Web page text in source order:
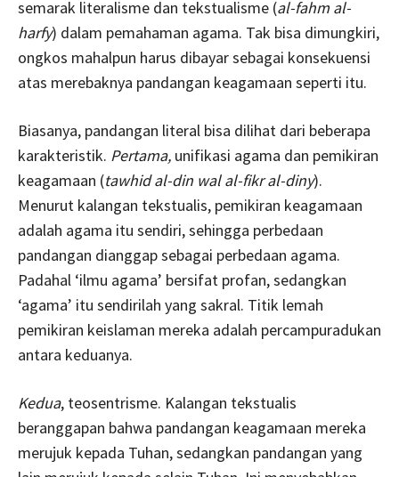
semarak literalisme dan tekstualisme (al-fahm al-
harfy) dalam pemahaman agama. Tak bisa dimungkiri,
ongkos mahalpun harus dibayar sebagai konsekuensi
atas merebaknya pandangan keagamaan seperti itu.
Biasanya, pandangan literal bisa dilihat dari beberapa
karakteristik. Pertama, unifikasi agama dan pemikiran
keagamaan (tawhid al-din wal al-fikr al-diny).
Menurut kalangan tekstualis, pemikiran keagamaan
adalah agama itu sendiri, sehingga perbedaan
pandangan dianggap sebagai perbedaan agama.
Padahal ‘ilmu agama’ bersifat profan, sedangkan
‘agama’ itu sendirilah yang sakral. Titik lemah
pemikiran keislaman mereka adalah percampuradukan
antara keduanya.
Kedua, teosentrisme. Kalangan tekstualis
beranggapan bahwa pandangan keagamaan mereka
merujuk kepada Tuhan, sedangkan pandangan yang